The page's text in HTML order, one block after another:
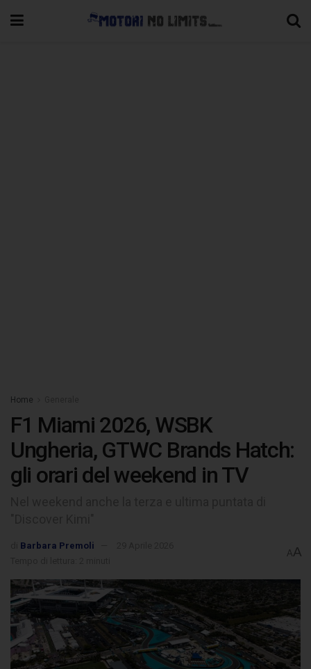
Home
F1 Miami 2026, WSBK
Ungheria, GTWC Brands Hatch:
gli orari del weekend in TV
Barbara Premoli
AA